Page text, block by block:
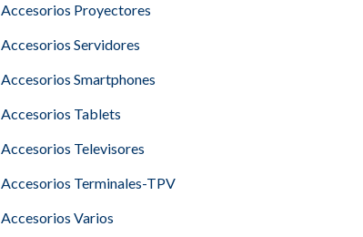
Accesorios Proyectores
Accesorios Servidores
Accesorios Smartphones
Accesorios Tablets
Accesorios Televisores
Accesorios Terminales-TPV
Accesorios Varios